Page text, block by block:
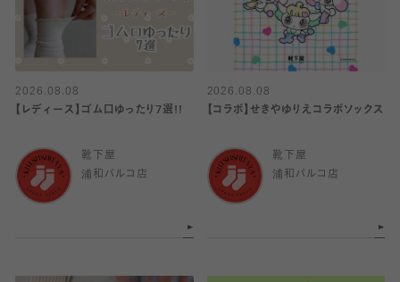
2026.08.08
【レディース】ゴム口ゆったり7選!!
靴下屋
浦和パルコ店
2026.08.08
【コラボ】せきやゆりえコラボソックス
靴下屋
浦和パルコ店